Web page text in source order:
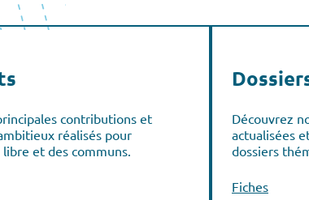
contributions et
réalisés pour
libre et des communs.
Découvrez
actualisées
dossiers
Fiches